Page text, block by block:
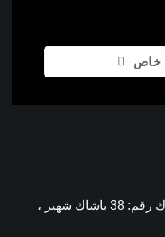
خاص
مدينة ماسكو للأثاث 11 / ب ، بلوك رقم: 38 باشاك شهير ،